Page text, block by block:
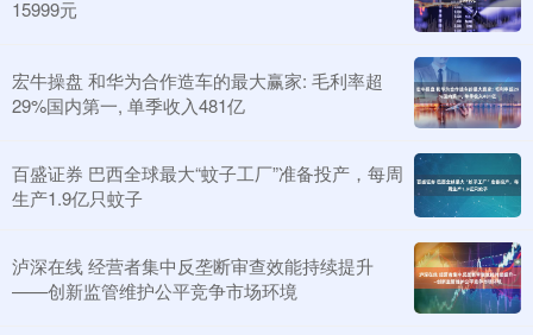
15999元
宏牛操盘 和华为合作造车的最大赢家: 毛利率超
29%国内第一, 单季收入481亿
百盛证券 巴西全球最大“蚊子工厂”准备投产，每周
生产1.9亿只蚊子
泸深在线 经营者集中反垄断审查效能持续提升
——创新监管维护公平竞争市场环境